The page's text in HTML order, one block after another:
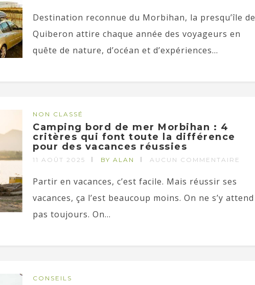
Destination reconnue du Morbihan, la presqu’île de
Quiberon attire chaque année des voyageurs en
quête de nature, d’océan et d’expériences...
NON CLASSÉ
Camping bord de mer Morbihan : 4
critères qui font toute la différence
pour des vacances réussies
11 AOÛT 2025 BY ALAN AUCUN COMMENTAIRE
Partir en vacances, c’est facile. Mais réussir ses
vacances, ça l’est beaucoup moins. On ne s’y attend
pas toujours. On...
CONSEILS